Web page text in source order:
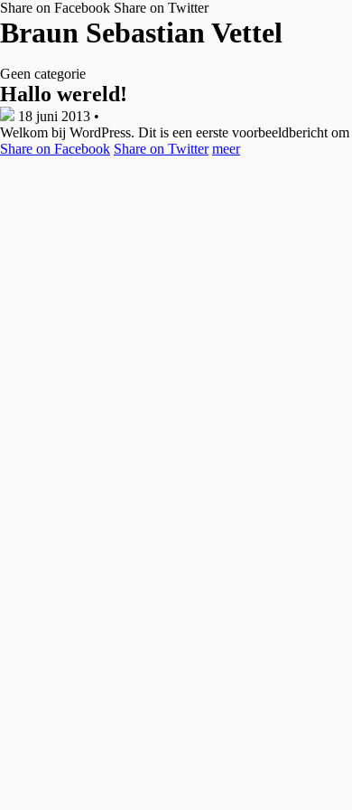
Share on Facebook Share on Twitter
Braun Sebastian Vettel
Geen categorie
Hallo wereld!
18 juni 2013 •
Welkom bij WordPress. Dit is een eerste voorbeeldbericht
Share on Facebook Share on Twitter meer